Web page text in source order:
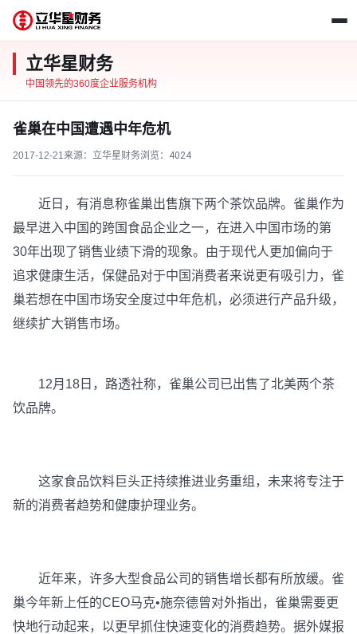
立华星财务
中国领先的360度企业服务机构
雀巢在中国遭遇中年危机
2017-12-21来源：立华星财务浏览： 4024
近日，有消息称雀巢出售旗下两个茶饮品牌。雀巢作为
最早进入中国的跨国食品企业之一，在进入中国市场的第
30年出现了销售业绩下滑的现象。由于现代人更加偏向于
追求健康生活，保健品对于中国消费者来说更有吸引力，雀
巢若想在中国市场安全度过中年危机，必须进行产品升级，
继续扩大销售市场。
12月18日，路透社称，雀巢公司已出售了北美两个茶
饮品牌。
这家食品饮料巨头正持续推进业务重组，未来将专注于
新的消费者趋势和健康护理业务。
近年来，许多大型食品公司的销售增长都有所放缓。雀
巢今年新上任的CEO马克•施奈德曾对外指出，雀巢需要更
快地行动起来，以更早抓住快速变化的消费趋势。据外媒报